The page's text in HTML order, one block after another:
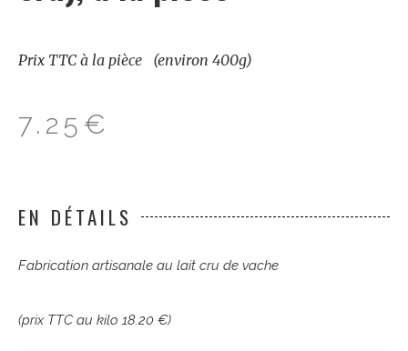
Prix TTC à la pièce (environ 400g)
7.25 €
EN DÉTAILS
Fabrication artisanale au lait cru de vache
(prix TTC au kilo 18.20 €)